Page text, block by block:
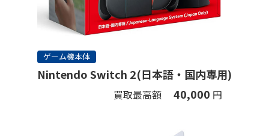
ゲーム機本体
Nintendo Switch 2(日本語・国内専用)
買取最高額 40,000 円